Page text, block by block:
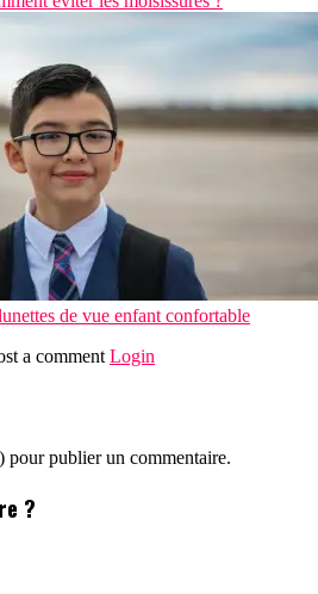
de vue enfant confortable
a comment Login
pour publier un commentaire.
?